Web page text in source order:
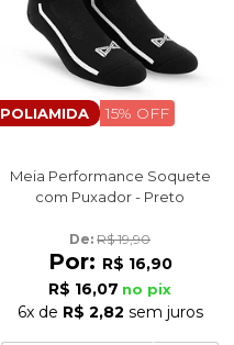
POLIAMIDA 15% OFF
Meia Performance Soquete
com Puxador - Preto
De: R$ 19,90
Por: R$ 16,90
R$ 16,07 no pix
6xde R$ 2,82 sem juros